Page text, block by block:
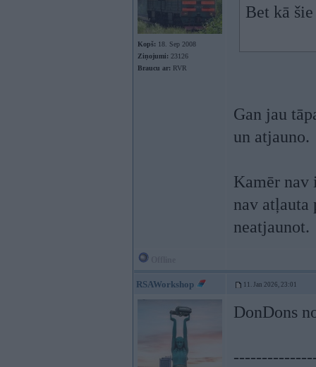
Kopš: 18. Sep 2008
Ziņojumi: 23126
Braucu ar: RVR
Bet kā
Gan jau
un atjauno.
Kamēr nav
nav
neatjaunot.
RSAWorkshop 11. Jan 2026, 23:01
DonDons